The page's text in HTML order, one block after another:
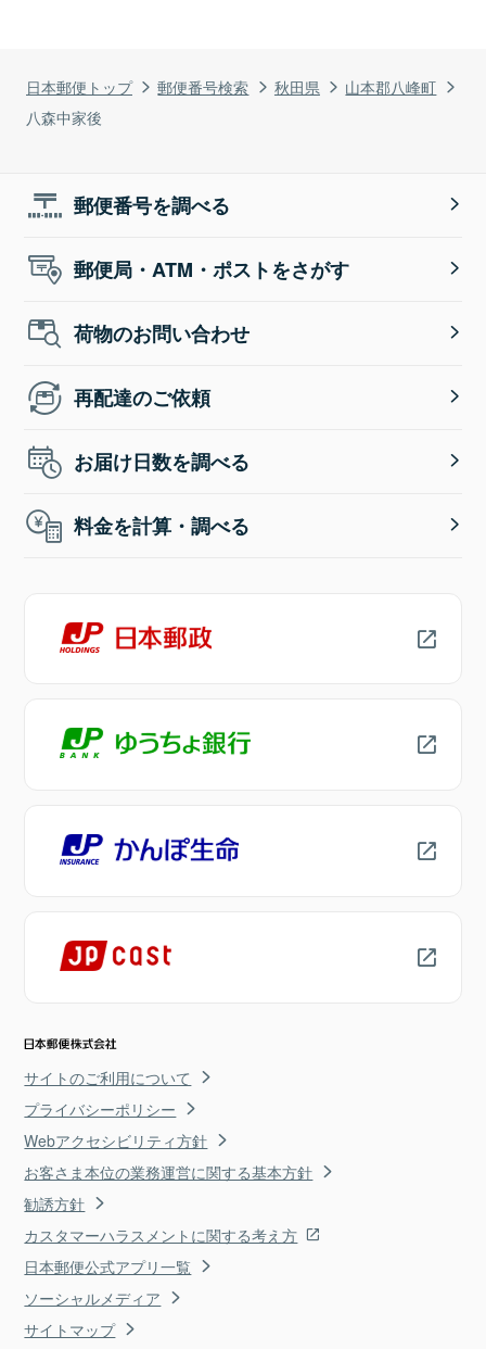
日本郵便トップ 郵便番号検索 秋田県
山本郡八峰町
八森中家後
郵便番号を調べる
郵便局・ATM・ポストをさがす
荷物のお問い合わせ
再配達のご依頼
お届け日数を調べる
料金を計算・調べる
サイトのご利用について
プライバシーポリシー
Webアクセシビリティ方針
お客さま本位の業務運営に関する基本方針
勧誘方針
カスタマーハラスメントに関する考え方
日本郵便公式アプリ一覧
ソーシャルメディア
サイトマップ